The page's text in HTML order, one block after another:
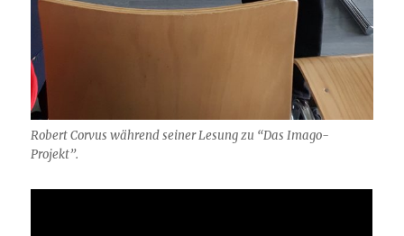
Robert Corvus während seiner Lesung zu “Das Imago-
Projekt”.